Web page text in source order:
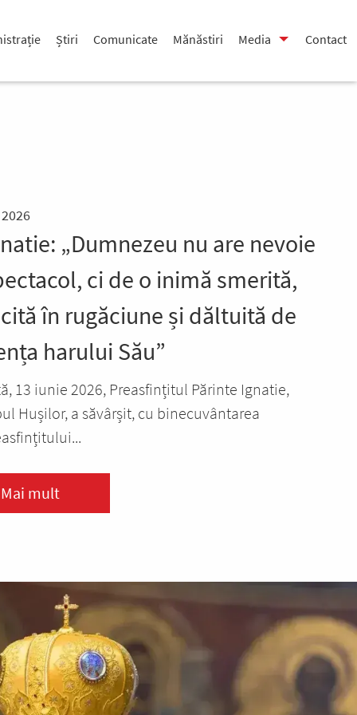
Știri Comunicate Mănăstiri Media Contact
„Dumnezeu nu are nevoie
ci de o inimă smerită,
în rugăciune și dăltuită de
harului Său”
13 iunie 2026, Preasfințitul Părinte Ignatie,
Hușilor, a săvârșit, cu binecuvântarea
Mai mult